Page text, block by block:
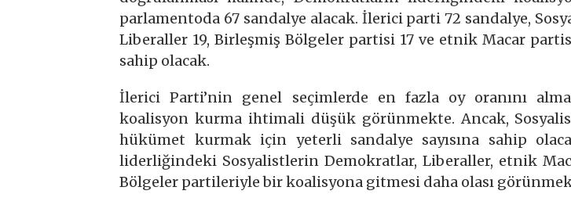
parlamentoda 67 sandalye alacak. İlerici parti 72 sandalye,
Liberaller 19, Birleşmiş Bölgeler partisi 17 ve etnik Macar
sahip olacak.
İlerici Parti’nin genel seçimlerde en fazla oy oranını
koalisyon kurma ihtimali düşük görünmekte. Ancak,
hükümet kurmak için yeterli sandalye sayısına sahip
liderliğindeki Sosyalistlerin Demokratlar, Liberaller, etnik
Bölgeler partileriyle bir koalisyona gitmesi daha olası